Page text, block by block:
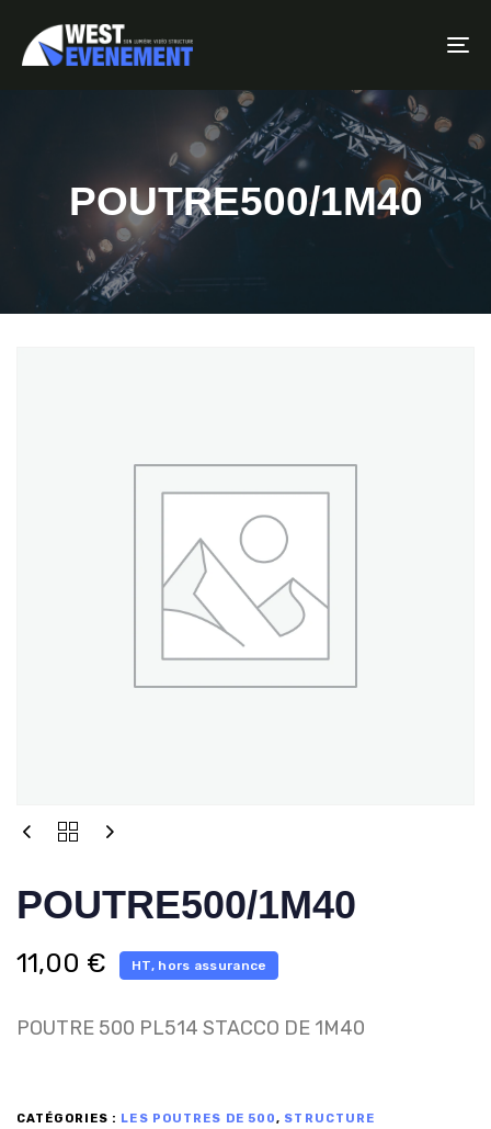
POUTRE500/1M40
POUTRE500/1M40
11,00 € HT, hors assurance
POUTRE 500 PL514 STACCO DE 1M40
CATÉGORIES : LES POUTRES DE 500, STRUCTURE